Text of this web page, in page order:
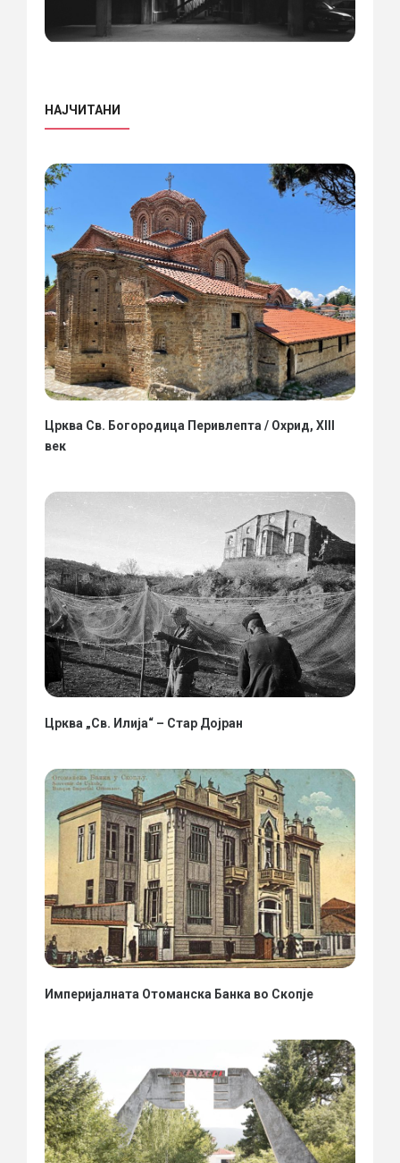
НАЈЧИТАНИ
Црква Св. Богородица Перивлепта / Охрид, XIII
век
Црква „Св. Илија“ – Стар Дојран
Империјалната Отоманска Банка во Скопје